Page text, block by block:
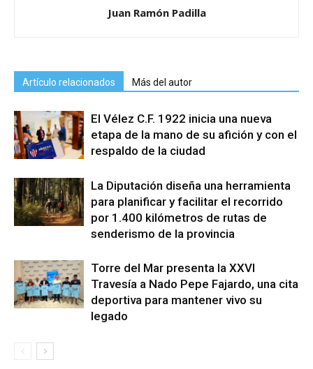
Juan Ramón Padilla
Artículo relacionados Más del autor
El Vélez C.F. 1922 inicia una nueva
etapa de la mano de su afición y con el
respaldo de la ciudad
La Diputación diseña una herramienta
para planificar y facilitar el recorrido
por 1.400 kilómetros de rutas de
senderismo de la provincia
Torre del Mar presenta la XXVI
Travesía a Nado Pepe Fajardo, una cita
deportiva para mantener vivo su
legado